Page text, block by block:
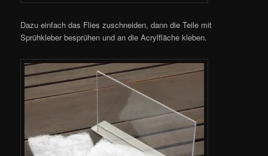
Dazu einfach das Flies zuschneiden, dann die Teile mit
Sprühkleber besprühen und an die Acrylfläche kleben.